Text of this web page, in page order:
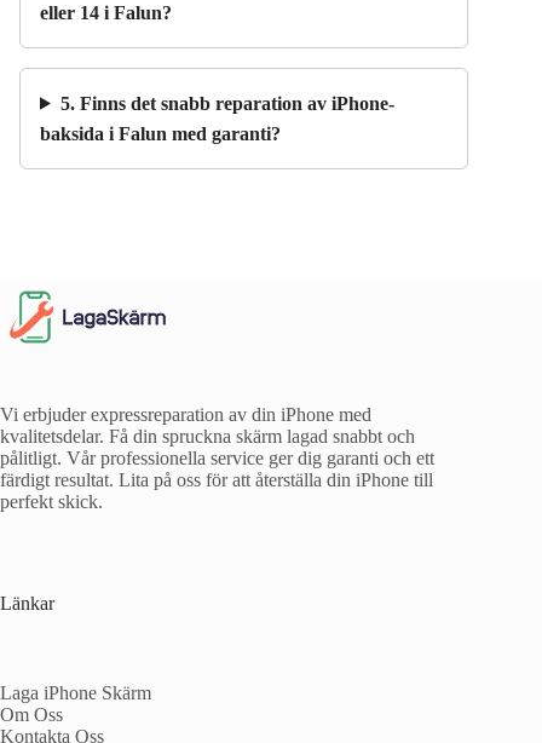
eller 14 i Falun?
5. Finns det snabb reparation av iPhone-
baksida i Falun med garanti?
Vi erbjuder expressreparation av din iPhone med
kvalitetsdelar. Få din spruckna skärm lagad snabbt och
pålitligt. Vår professionella service ger dig garanti och ett
färdigt resultat. Lita på oss för att återställa din iPhone till
perfekt skick.
Länkar
Laga iPhone Skärm
Om Oss
Kontakta Oss